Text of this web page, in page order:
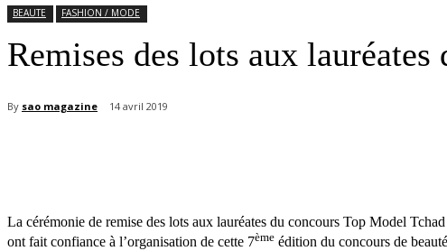
BEAUTE FASHION / MODE
Remises des lots aux
By sao magazine 14 avril 2019
La cérémonie de remise des lots aux lauréates du concours Top Model
ont fait confiance à l’organisation de cette 7ème édition du concours de